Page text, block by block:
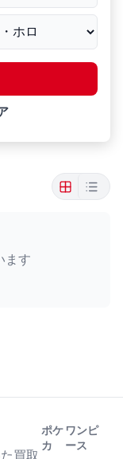
ます
買取
ポケ
カ
ワンピ
ース